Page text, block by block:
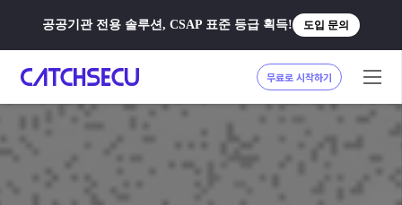
공공기관 전용 솔루션, CSAP 표준 등급 획득! 도입 문의
무료로 시작하기